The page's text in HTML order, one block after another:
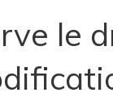
le